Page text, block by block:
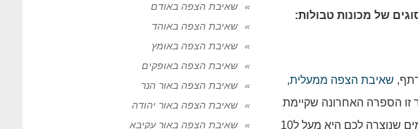
של מכונות טבולות:
שאיבת הצפה ממעלית,
הספרה האחרונה שקיימת
במשאבה זו. משאבה זו לא מתאימה להצפה בגובה מים מתחת לעשרה סנטימטר! במקרה והצפת המים שנוצרה לכם היא מעל ל10
שאיבת הצפה באודם
שאיבת הצפה באוהד
שאיבת הצפה באומץ
שאיבת הצפה באופקים
שאיבת הצפה באור הנר
שאיבת הצפה באור יהודה
שאיבת הצפה באור עקיבא